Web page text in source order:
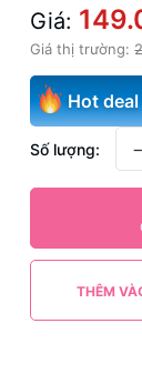
Giá:
Giá thị trường:
Hot deal
Số lượng: −
THÊM